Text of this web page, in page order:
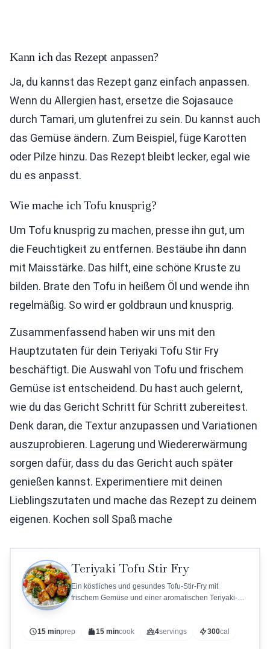
Kann ich das Rezept anpassen?
Ja, du kannst das Rezept ganz einfach anpassen.
Wenn du Allergien hast, ersetze die Sojasauce
durch Tamari, um glutenfrei zu sein. Du kannst auch
das Gemüse ändern. Zum Beispiel, füge Karotten
oder Pilze hinzu. Das Rezept bleibt lecker, egal wie
du es anpasst.
Wie mache ich Tofu knusprig?
Um Tofu knusprig zu machen, presse ihn gut, um
die Feuchtigkeit zu entfernen. Bestäube ihn dann
mit Maisstärke. Das hilft, eine schöne Kruste zu
bilden. Brate den Tofu in heißem Öl und wende ihn
regelmäßig. So wird er goldbraun und knusprig.
Zusammenfassend haben wir uns mit den
Hauptzutaten für dein Teriyaki Tofu Stir Fry
beschäftigt. Die Auswahl von Tofu und frischem
Gemüse ist entscheidend. Du hast auch gelernt,
wie du das Gericht Schritt für Schritt zubereitest.
Denk daran, die Textur anzupassen und Variationen
auszuprobieren. Lagerung und Wiedererwärmung
sorgen dafür, dass du das Gericht auch später
genießen kannst. Experimentiere mit deinen
Lieblingszutaten und mache das Rezept zu deinem
eigenen. Kochen soll Spaß mache
Teriyaki Tofu Stir Fry
Ein köstliches und gesundes Tofu-Stir-Fry mit
frischem Gemüse und einer aromatischen Teriyaki-
15 minprep 15 mincook 4servings 300cal